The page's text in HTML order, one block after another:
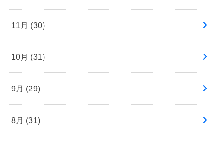
11月 (30)
10月 (31)
9月 (29)
8月 (31)